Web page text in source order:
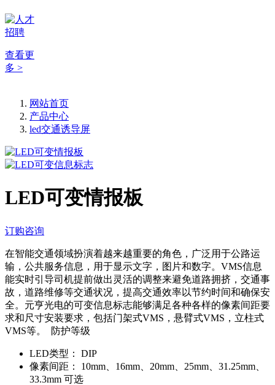
查看更
多 >
网站首页
产品中心
led交通诱导屏
LED可变情报板
订购咨询
在智能交通领域扮演着越来越重要的角色，广泛用于公路运
输，公共服务信息，用于显示文字，图片和数字。VMS信息
能实时引导司机提前做出灵活的调整来避免道路拥挤，交通事
故，道路维修等交通状况，提高交通效率以节约时间和确保安
全。元亨光电的可变信息标志能够满足各种各样的像素间距要
求和尺寸安装要求，包括门架式VMS，悬臂式VMS，立柱式
VMS等。 防护等级
LED类型：
DIP
像素间距：
10mm、16mm、20mm、25mm、31.25mm、
33.3mm 可选